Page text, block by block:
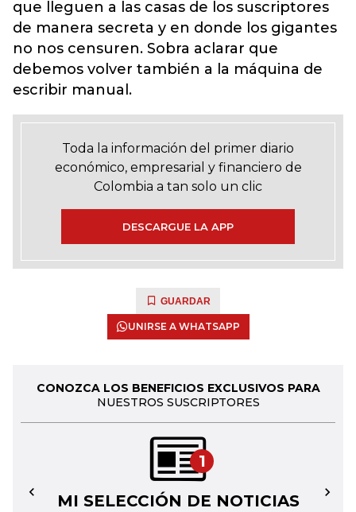
que lleguen a las casas de los suscriptores
de manera secreta y en donde los gigantes
no nos censuren. Sobra aclarar que
debemos volver también a la máquina de
escribir manual.
Toda la información del primer diario
económico, empresarial y financiero de
Colombia a tan solo un clic
DESCARGUE LA APP
GUARDAR
UNIRSE A WHATSAPP
CONOZCA LOS BENEFICIOS EXCLUSIVOS PARA
NUESTROS SUSCRIPTORES
1
MI SELECCIÓN DE NOTICIAS
← →